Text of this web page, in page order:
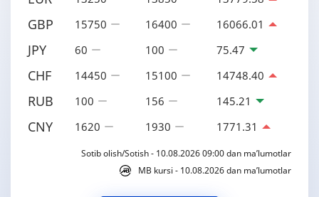
GBP 15750 16400 16066.01
JPY 60 100 75.47
CHF 14450 15100 14748.40
RUB 100 156 145.21
CNY 1620 1930 1771.31
Sotib olish/Sotish - 10.08.2026 09:00 dan ma’lumotlar
MB kursi - 10.08.2026 dan ma’lumotlar